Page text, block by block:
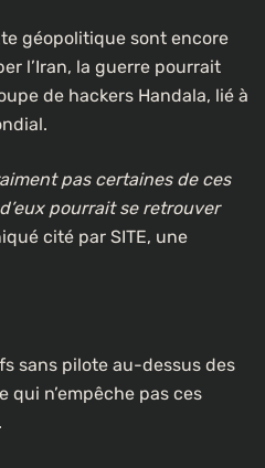
géopolitique sont encore
l’Iran, la guerre pourrait
de hackers Handala, lié à
pas certaines de ces
pourrait se retrouver
cité par SITE, une
sans pilote au-dessus des
n’empêche pas ces